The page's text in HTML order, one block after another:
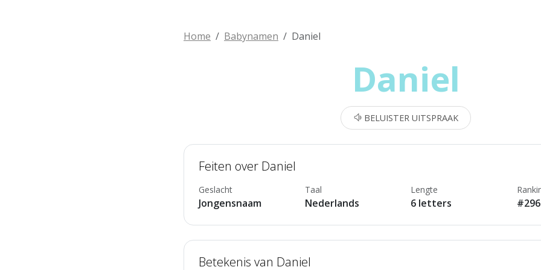
Home Babynamen Daniel
Daniel
BELUISTER UITSPRAAK
Feiten over Daniel
Geslacht
Jongensnaam
Taal
Nederlands
Lengte
6 letters
Betekenis van Daniel